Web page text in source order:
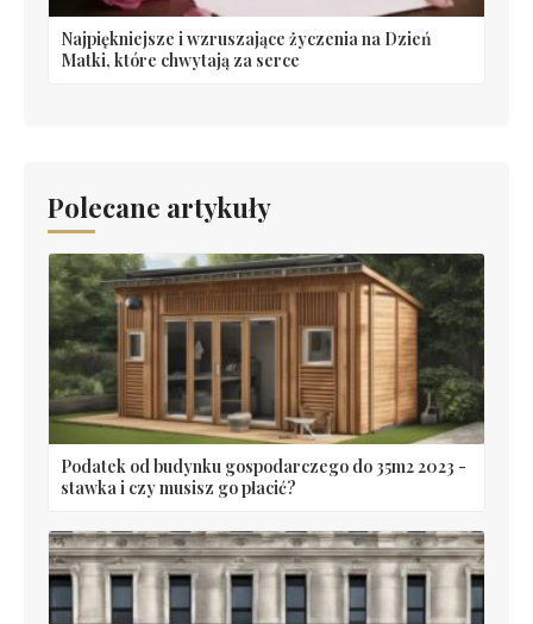
Najpiękniejsze i wzruszające życzenia na Dzień
Matki, które chwytają za serce
Polecane artykuły
Podatek od budynku gospodarczego do 35m2 2023 -
stawka i czy musisz go płacić?